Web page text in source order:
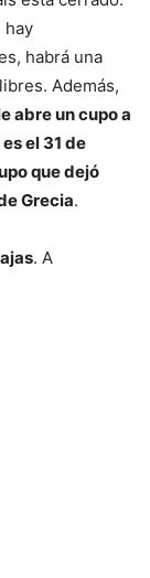
hay
habrá una
Además,
abre un cupo a
el 31 de
que dejó
Grecia.
. A